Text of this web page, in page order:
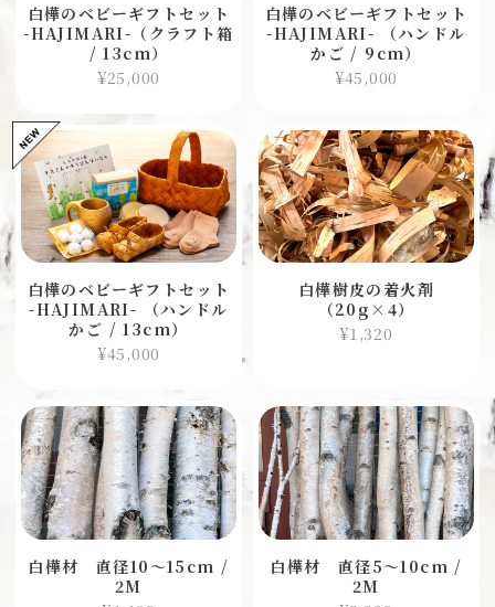
白樺のベビーギフトセット
-HAJIMARI-（クラフト箱
/ 13cm）
¥25,000
白樺のベビーギフトセット
-HAJIMARI- （ハンドル
かご / 9cm）
¥45,000
白樺のベビーギフトセット
-HAJIMARI- （ハンドル
かご / 13cm）
¥45,000
白樺樹皮の着火剤
（20g×4）
¥1,320
白樺材 直径10〜15cm /
2M
白樺材 直径5〜10cm /
2M